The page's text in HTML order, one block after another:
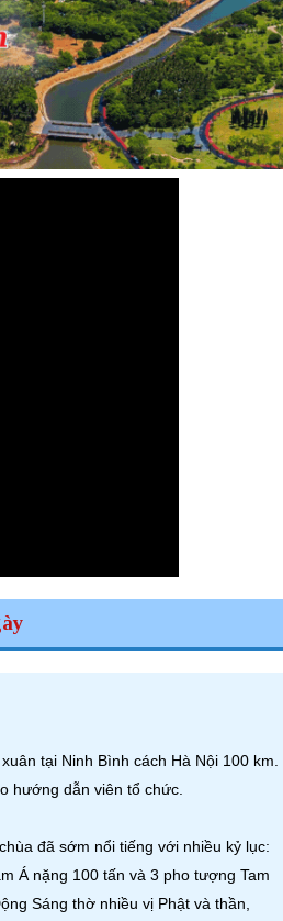
tại Ninh Bình cách Hà Nội 100 km.
hướng dẫn viên tổ chức.
đã sớm nổi tiếng với nhiều kỷ lục:
Á nặng 100 tấn và 3 pho tượng Tam
Sáng thờ nhiều vị Phật và thần,